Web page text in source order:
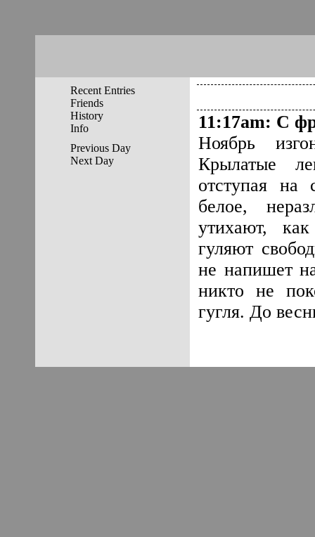
Recent Entries
Friends
History
Info
Previous Day
Next Day
11:17am: С
Ноябрь
Крылатые
отступая на
белое,
утихают,
гуляют
не напишет
никто не
гугля. До